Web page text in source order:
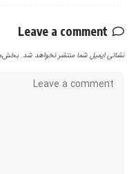
Leave a comment
نشانی ایمیل شما منتشر نخواهد شد.